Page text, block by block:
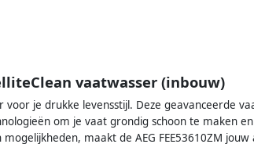
vaatwasser (inbouw)
voor je drukke levensstijl. Deze geavanceerde
om je vaat grondig schoon te maken
maakt de AEG FEE53610ZM